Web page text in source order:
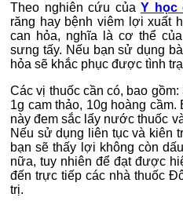
Theo nghiên cứu của Y học
răng hay bệnh viêm lợi xuất
can hỏa, nghĩa là cơ thể
sưng tấy. Nếu bạn sử dụng
hỏa sẽ khắc phục được tình
Các vị thuốc cần có, bao
1g cam thảo, 10g hoàng
này đem sắc lấy nước thuốc
Nếu sử dụng liên tục và kiên
bạn sẽ thấy lợi không còn
nữa, tuy nhiên để đạt được
đến trực tiếp các nhà thuốc
trị.